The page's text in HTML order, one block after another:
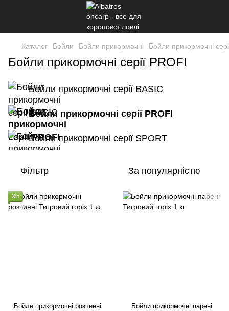
Каталог Бойли Бойли прикормочні Бойли прикормочні
Бойли прикормочні серії PROFI
Бойли прикормочні серії BASIC
Бойли прикормочні серії PROFI
Бойли прикормочні серії SPORT
Фільтр За популярністю
Хіт
Бойли прикормочні розчинні
Бойли прикормочні парені